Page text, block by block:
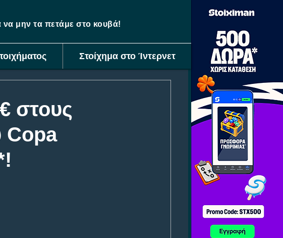
να μην τα πετάμε στο κουβά!
Στοίχημα στο Ίντερνετ
στους
Copa